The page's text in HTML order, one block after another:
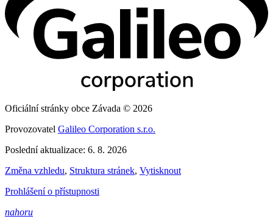
Oficiální stránky obce Závada © 2026
Provozovatel Galileo Corporation s.r.o.
Poslední aktualizace: 6. 8. 2026
Změna vzhledu, Struktura stránek, Vytisknout
Prohlášení o přístupnosti
nahoru